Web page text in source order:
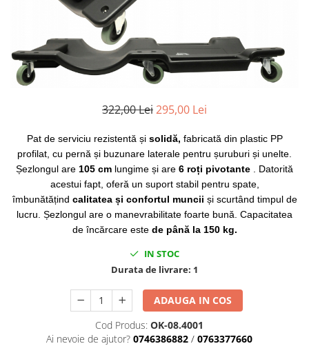
Bancuri de lucru
Carucioare pentru marfa
Cutii pentru scule
Dulapuri echipate
Dulapuri pentru scule
Echipamente De Sudura
Aparate taiere cu plasma
Autogen
Invertoare Sudura
Magneti fixare sudura
Mig-Mag
Sudura In Puncte
Pompe si Cilindri Hidraulici
Redresoare,Roboti Pornire,Cabluri
Schimb ulei
322,00 Lei295,00 Lei
Pat de serviciu rezistentă și solidă, fabricată din plastic PP
profilat, cu pernă și buzunare laterale pentru șuruburi și unelte.
Șezlongul are 105 cm lungime și are 6 roți pivotante . Datorită
acestui fapt, oferă un suport stabil pentru spate,
îmbunătățind calitatea și confortul muncii și scurtând timpul de
lucru. Șezlongul are o manevrabilitate foarte bună. Capacitatea
de încărcare este de până la 150 kg.
IN STOC
Durata de livrare: 1
ADAUGA IN COS
Cod Produs: OK-08.4001
Ai nevoie de ajutor? 0746386882 / 0763377660